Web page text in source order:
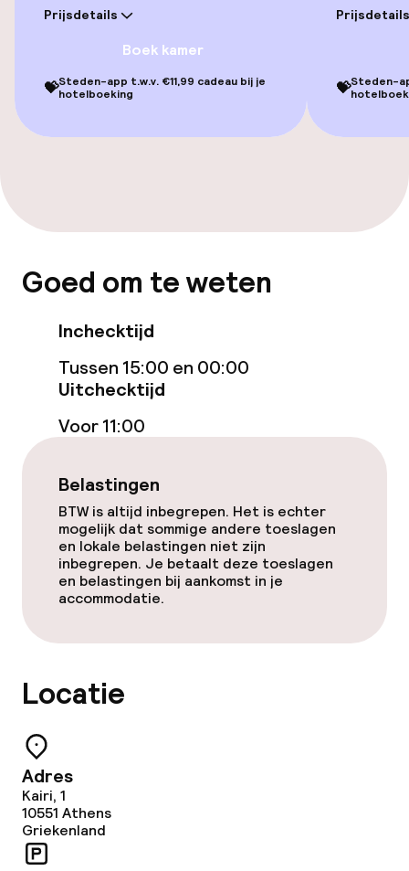
Prijsdetails
Boek kamer
💝Steden-app t.w.v. €11,99 cadeau bij je
hotelboeking
Prijsdetails
💝Steden-
Goed om te weten
Inchecktijd
Tussen 15:00 en 00:00
Uitchecktijd
Voor 11:00
Belastingen
BTW is altijd inbegrepen. Het is echter
mogelijk dat sommige andere toeslagen
en lokale belastingen niet zijn
inbegrepen. Je betaalt deze toeslagen
en belastingen bij aankomst in je
accommodatie.
Locatie
Adres
Kairi, 1
10551 Athens
Griekenland